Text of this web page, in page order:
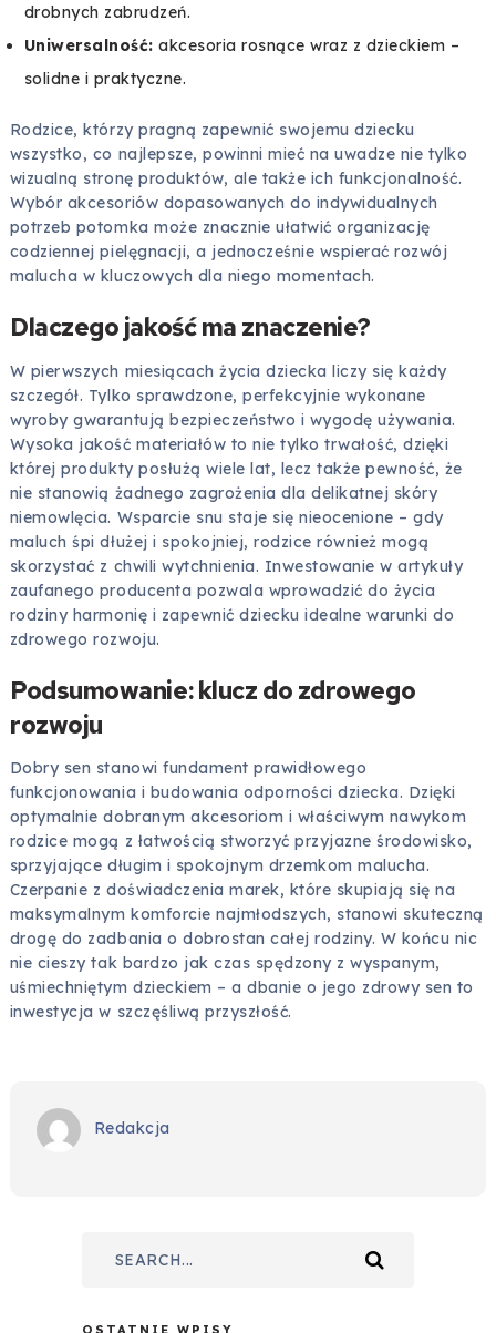
drobnych zabrudzeń.
Uniwersalność: akcesoria rosnące wraz z dzieckiem –
solidne i praktyczne.
Rodzice, którzy pragną zapewnić swojemu dziecku
wszystko, co najlepsze, powinni mieć na uwadze nie tylko
wizualną stronę produktów, ale także ich funkcjonalność.
Wybór akcesoriów dopasowanych do indywidualnych
potrzeb potomka może znacznie ułatwić organizację
codziennej pielęgnacji, a jednocześnie wspierać rozwój
malucha w kluczowych dla niego momentach.
Dlaczego jakość ma znaczenie?
W pierwszych miesiącach życia dziecka liczy się każdy
szczegół. Tylko sprawdzone, perfekcyjnie wykonane
wyroby gwarantują bezpieczeństwo i wygodę używania.
Wysoka jakość materiałów to nie tylko trwałość, dzięki
której produkty posłużą wiele lat, lecz także pewność, że
nie stanowią żadnego zagrożenia dla delikatnej skóry
niemowlęcia. Wsparcie snu staje się nieocenione – gdy
maluch śpi dłużej i spokojniej, rodzice również mogą
skorzystać z chwili wytchnienia. Inwestowanie w artykuły
zaufanego producenta pozwala wprowadzić do życia
rodziny harmonię i zapewnić dziecku idealne warunki do
zdrowego rozwoju.
Podsumowanie: klucz do zdrowego
rozwoju
Dobry sen stanowi fundament prawidłowego
funkcjonowania i budowania odporności dziecka. Dzięki
optymalnie dobranym akcesoriom i właściwym nawykom
rodzice mogą z łatwością stworzyć przyjazne środowisko,
sprzyjające długim i spokojnym drzemkom malucha.
Czerpanie z doświadczenia marek, które skupiają się na
maksymalnym komforcie najmłodszych, stanowi skuteczną
drogę do zadbania o dobrostan całej rodziny. W końcu nic
nie cieszy tak bardzo jak czas spędzony z wyspanym,
uśmiechniętym dzieckiem – a dbanie o jego zdrowy sen to
inwestycja w szczęśliwą przyszłość.
Redakcja